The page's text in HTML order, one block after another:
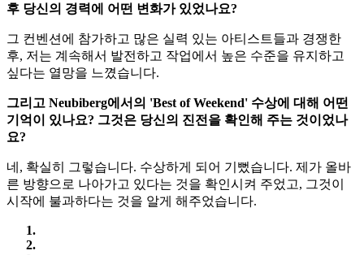
후 당신의 경력에 어떤 변화가 있었나요?
그 컨벤션에 참가하고 많은 실력 있는 아티스트들과 경쟁한
후, 저는 계속해서 발전하고 작업에서 높은 수준을 유지하고
싶다는 열망을 느꼈습니다.
그리고 Neubiberg에서의 'Best of Weekend' 수상에 대해 어떤
기억이 있나요? 그것은 당신의 진전을 확인해 주는 것이었나
요?
네, 확실히 그렇습니다. 수상하게 되어 기뻤습니다. 제가 올바
른 방향으로 나아가고 있다는 것을 확인시켜 주었고, 그것이
시작에 불과하다는 것을 알게 해주었습니다.